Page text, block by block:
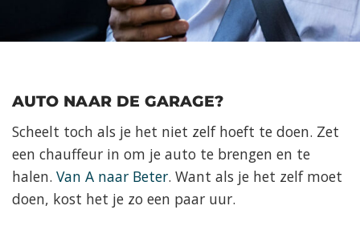
AUTO NAAR DE GARAGE?
Scheelt toch als je het niet zelf hoeft te doen. Zet
een chauffeur in om je auto te brengen en te
halen. Van A naar Beter. Want als je het zelf moet
doen, kost het je zo een paar uur.